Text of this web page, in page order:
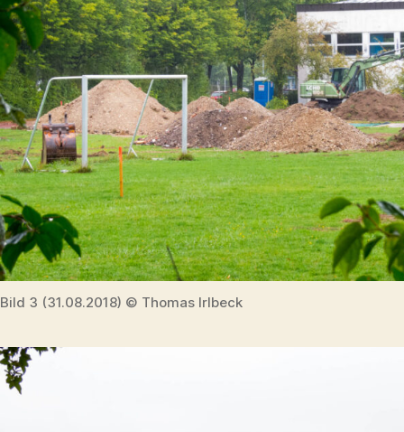
Bild 3 (31.08.2018) © Thomas Irlbeck